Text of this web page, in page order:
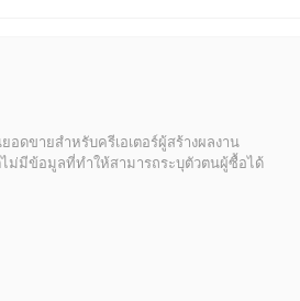
อดขายสำหรับครีเอเตอร์ผู้สร้างผลงาน
ม่มีข้อมูลที่ทำให้สามารถระบุตัวตนผู้ซื้อได้